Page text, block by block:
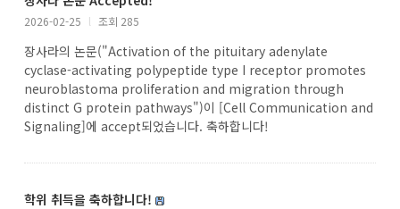
2026-02-25 l 조회 285
장사라의 논문("Activation of the pituitary adenylate
cyclase-activating polypeptide type I receptor promotes
neuroblastoma proliferation and migration through
distinct G protein pathways")이 [Cell Communication and
Signaling]에 accept되었습니다. 축하합니다!
학위 취득을 축하합니다!